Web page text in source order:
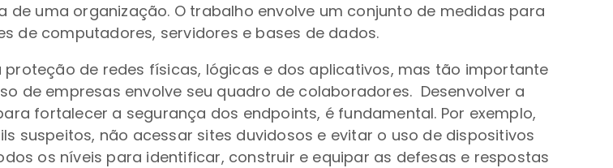
uma organização. O trabalho envolve um conjunto de medidas para
de computadores, servidores e bases de dados.
de redes físicas, lógicas e dos aplicativos, mas tão importante
de empresas envolve seu quadro de colaboradores. Desenvolver a
fortalecer a segurança dos endpoints, é fundamental. Por exemplo,
suspeitos, não acessar sites duvidosos e evitar o uso de dispositivos
os níveis para identificar, construir e equipar as defesas e respostas